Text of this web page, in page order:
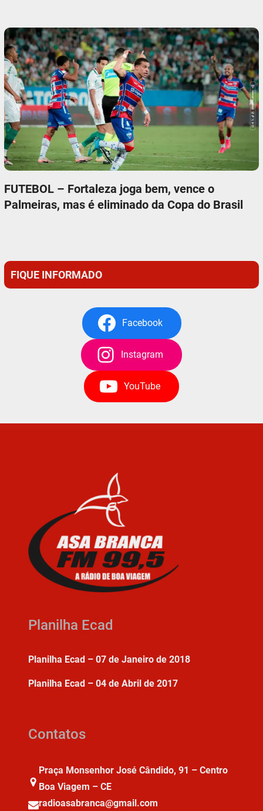
FUTEBOL – Fortaleza joga bem, vence o
Palmeiras, mas é eliminado da Copa do Brasil
FIQUE INFORMADO
Facebook
Instagram
YouTube
Planilha Ecad
Planilha Ecad – 07 de Janeiro de 2018
Planilha Ecad – 04 de Abril de 2017
Contatos
Praça Monsenhor José Cândido, 91 – Centro
Boa Viagem – CE
radioasabranca@gmail.com